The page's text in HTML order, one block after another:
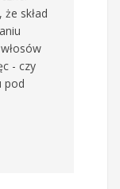
skład
- czy
pod